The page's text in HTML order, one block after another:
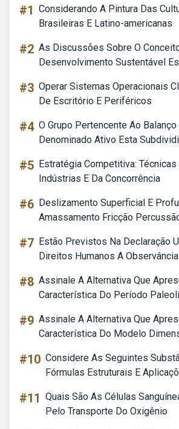
#1 Considerando A Pintura Das
Brasileiras E Latino-americanas
#2 As Discussões Sobre O
Desenvolvimento Sustentável
#3 Operar Sistemas Operacionais
De Escritório E Periféricos
#4 O Grupo Pertencente Ao
Denominado Ativo Esta
#5 Estratégia Competitiva:
Indústrias E Da Concorrência
#6 Deslizamento Superficial E
Amassamento Fricção
#7 Estão Previstos Na Declaração
Direitos Humanos A Observância
#8 Assinale A Alternativa Que
Característica Do Período
#9 Assinale A Alternativa Que
Característica Do Modelo
#10 Considere As Seguintes
Fórmulas Estruturais E
#11 Quais São As Células
Pelo Transporte Do Oxigênio